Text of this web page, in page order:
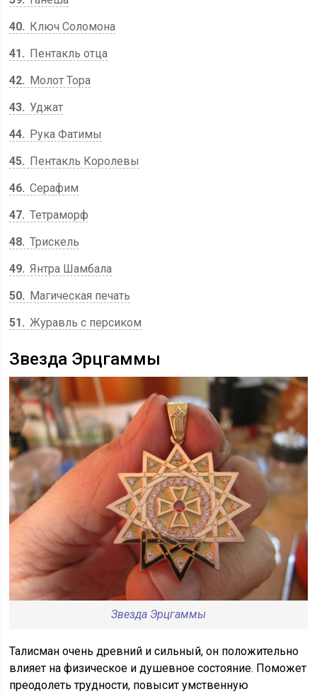
40
Ключ Соломона
41
Пентакль отца
42
Молот Тора
43 Уджат
44
Рука Фатимы
45
Пентакль Королевы
46 Серафим
47 Тетраморф
48 Трискель
49 Янтра Шамбала
50
Магическая печать
51
Журавль с персиком
Звезда Эрцгаммы
Звезда Эрцгаммы
Талисман очень древний и сильный, он положительно
влияет на физическое и душевное состояние. Поможет
преодолеть трудности, повысит умственную